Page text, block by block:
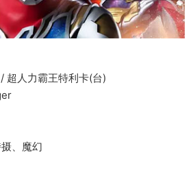
超人力霸王特利卡(台)
、魔幻